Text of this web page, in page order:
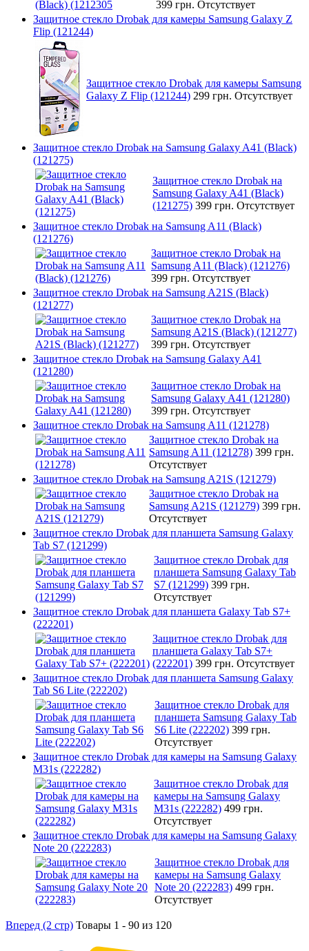
399 грн. Отсутствует
Защитное стекло Drobak для камеры Samsung Galaxy Z
Flip (121244)
Защитное стекло Drobak для камеры Samsung
Galaxy Z Flip (121244) 299 грн. Отсутствует
Защитное стекло Drobak на Samsung Galaxy A41 (Black)
(121275)
Защитное стекло Drobak на
Samsung Galaxy A41 (Black)
(121275) 399 грн. Отсутствует
Защитное стекло Drobak на Samsung A11 (Black)
(121276)
Защитное стекло Drobak на
Samsung A11 (Black) (121276)
399 грн. Отсутствует
Защитное стекло Drobak на Samsung A21S (Black)
(121277)
Защитное стекло Drobak на
Samsung A21S (Black) (121277)
399 грн. Отсутствует
Защитное стекло Drobak на Samsung Galaxy A41
(121280)
Защитное стекло Drobak на
Samsung Galaxy A41 (121280)
399 грн. Отсутствует
Защитное стекло Drobak на Samsung A11 (121278)
Защитное стекло Drobak на
Samsung A11 (121278) 399 грн.
Отсутствует
Защитное стекло Drobak на Samsung A21S (121279)
Защитное стекло Drobak на
Samsung A21S (121279) 399 грн.
Отсутствует
Защитное стекло Drobak для планшета Samsung Galaxy
Tab S7 (121299)
Защитное стекло Drobak для
планшета Samsung Galaxy Tab
S7 (121299) 399 грн.
Отсутствует
Защитное стекло Drobak для планшета Galaxy Tab S7+
(222201)
Защитное стекло Drobak для
планшета Galaxy Tab S7+
(222201) 399 грн. Отсутствует
Защитное стекло Drobak для планшета Samsung Galaxy
Tab S6 Lite (222202)
Защитное стекло Drobak для
планшета Samsung Galaxy Tab
S6 Lite (222202) 399 грн.
Отсутствует
Защитное стекло Drobak для камеры на Samsung Galaxy
M31s (222282)
Защитное стекло Drobak для
камеры на Samsung Galaxy
M31s (222282) 499 грн.
Отсутствует
Защитное стекло Drobak для камеры на Samsung Galaxy
Note 20 (222283)
Защитное стекло Drobak для
камеры на Samsung Galaxy
Note 20 (222283) 499 грн.
Отсутствует
Вперед (2 стр) Товары 1 - 90 из 120